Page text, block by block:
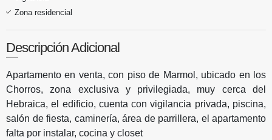
Zona residencial
Descripción Adicional
Apartamento en venta, con piso de Marmol, ubicado en los
Chorros, zona exclusiva y privilegiada, muy cerca del
Hebraica, el edificio, cuenta con vigilancia privada, piscina,
salón de fiesta, caminería, área de parrillera, el apartamento
falta por instalar, cocina y closet